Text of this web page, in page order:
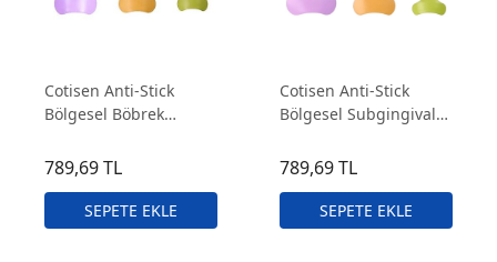
Cotisen Anti-Stick
Bölgesel Böbrek
Adet)
789,69 TL
Cotisen Anti-Stick
Bölgesel Subgingival
Adet)
789,69 TL